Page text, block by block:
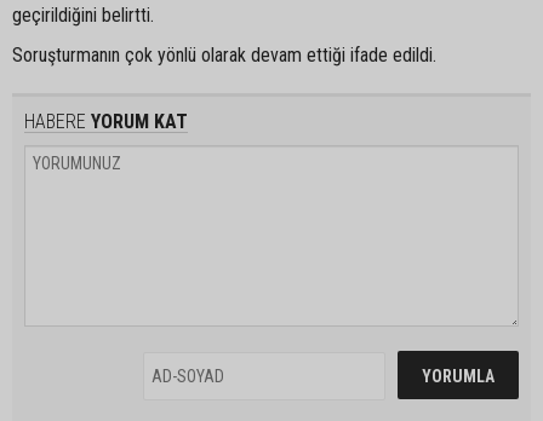
geçirildiğini belirtti.
Soruşturmanın çok yönlü olarak devam ettiği ifade edildi.
HABERE YORUM KAT